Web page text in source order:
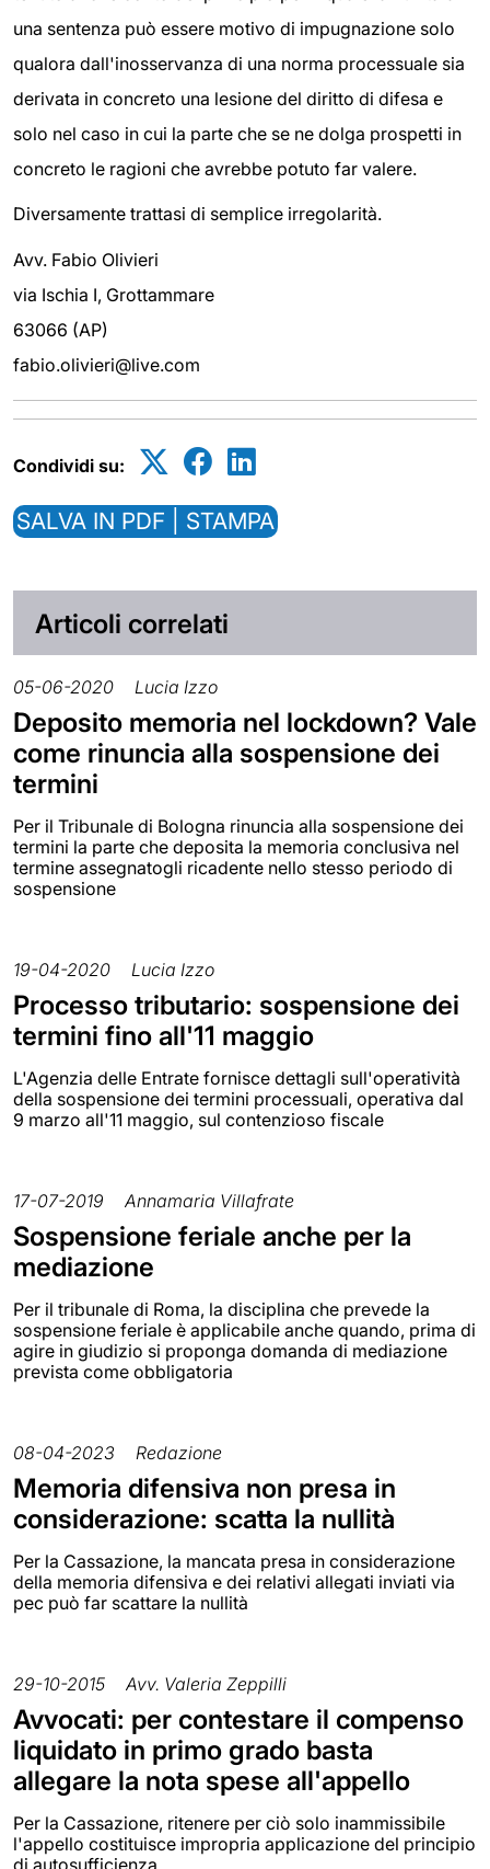
una sentenza può essere motivo di impugnazione solo
qualora dall'inosservanza di una norma processuale sia
derivata in concreto una lesione del diritto di difesa e
solo nel caso in cui la parte che se ne dolga prospetti in
concreto le ragioni che avrebbe potuto far valere.
Diversamente trattasi di semplice irregolarità.
Avv. Fabio Olivieri
via Ischia I, Grottammare
63066 (AP)
fabio.olivieri@live.com
Condividi su:
SALVA IN PDF | STAMPA
Articoli correlati
05-06-2020 Lucia Izzo
Deposito memoria nel lockdown? Vale
come rinuncia alla sospensione dei
termini
Per il Tribunale di Bologna rinuncia alla sospensione dei
termini la parte che deposita la memoria conclusiva nel
termine assegnatogli ricadente nello stesso periodo di
sospensione
19-04-2020 Lucia Izzo
Processo tributario: sospensione dei
termini fino all'11 maggio
L'Agenzia delle Entrate fornisce dettagli sull'operatività
della sospensione dei termini processuali, operativa dal
9 marzo all'11 maggio, sul contenzioso fiscale
17-07-2019 Annamaria Villafrate
Sospensione feriale anche per la
mediazione
Per il tribunale di Roma, la disciplina che prevede la
sospensione feriale è applicabile anche quando, prima di
agire in giudizio si proponga domanda di mediazione
prevista come obbligatoria
08-04-2023 Redazione
Memoria difensiva non presa in
considerazione: scatta la nullità
Per la Cassazione, la mancata presa in considerazione
della memoria difensiva e dei relativi allegati inviati via
pec può far scattare la nullità
29-10-2015 Avv. Valeria Zeppilli
Avvocati: per contestare il compenso
liquidato in primo grado basta
allegare la nota spese all'appello
Per la Cassazione, ritenere per ciò solo inammissibile
l'appello costituisce impropria applicazione del principio